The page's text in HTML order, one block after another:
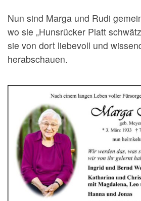
Nun sind Marga und Rudi
wo sie „Hunsrücker Platt
sie von dort liebevoll und
herabschauen.